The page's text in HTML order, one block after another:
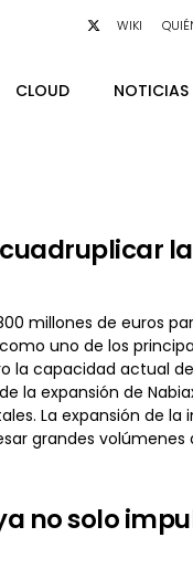
WIKI
CLOUD NOTICIAS
millones de euros
uno de los
capacidad actual
la expansión de
La expansión de
grandes volúmenes
no solo